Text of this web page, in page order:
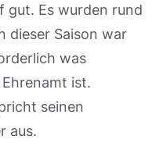
gut. Es wurden rund
dieser Saison war
was
ist.
seinen
aus.